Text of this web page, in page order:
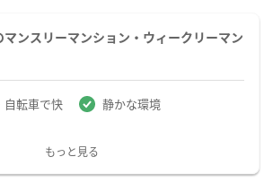
ンスリーマンション・ウィークリーマン
自転車で快
静かな環境
もっと見る